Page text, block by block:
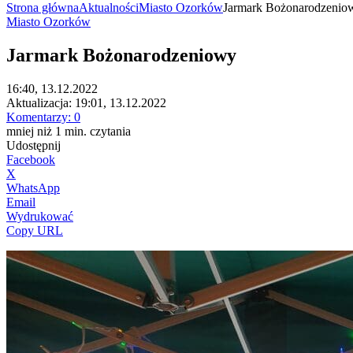
Strona głównaAktualnościMiasto OzorkówJarmark
Miasto Ozorków
Jarmark Bożonarodzeniowy
16:40, 13.12.2022
Aktualizacja: 19:01, 13.12.2022
Komentarzy: 0
mniej niż 1 min. czytania
Udostępnij
Facebook
X
WhatsApp
Email
Wydrukować
Copy URL